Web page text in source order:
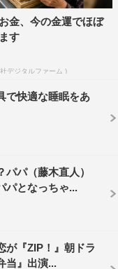
緒の交流を描く、
くる。果たして、
な恋の行方は…。
金、今の金運でほぼ
す
デジタルファーム )
で快適な睡眠をあ
パ（藤木直人）
パとなっちゃ...
が『ZIP！』朝ドラ
当』出演...